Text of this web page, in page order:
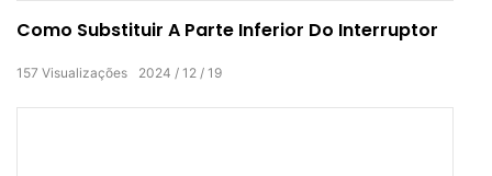
Como Substituir A Parte Inferior Do Interruptor
2024 12 19
157 Visualizações